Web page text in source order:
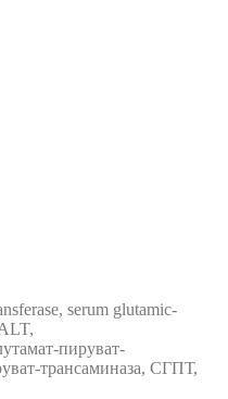
serum glutamic-
пируват-
трансаминаза, СГПТ,